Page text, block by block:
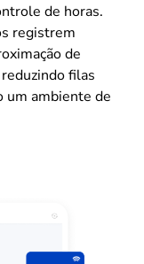
de horas.
registrem
de
filas
um ambiente de